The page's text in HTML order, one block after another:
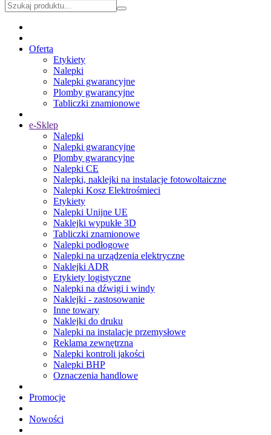
Oferta
Etykiety
Nalepki
Nalepki gwarancyjne
Plomby gwarancyjne
Tabliczki znamionowe
e-Sklep
Nalepki
Nalepki gwarancyjne
Plomby gwarancyjne
Nalepki CE
Nalepki, naklejki na instalacje fotowoltaiczne
Nalepki Kosz Elektrośmieci
Etykiety
Nalepki Unijne UE
Naklejki wypukłe 3D
Tabliczki znamionowe
Nalepki podłogowe
Nalepki na urządzenia elektryczne
Naklejki ADR
Etykiety logistyczne
Nalepki na dźwigi i windy
Naklejki - zastosowanie
Inne towary
Naklejki do druku
Nalepki na instalacje przemysłowe
Reklama zewnętrzna
Nalepki kontroli jakości
Nalepki BHP
Oznaczenia handlowe
Promocje
Nowości